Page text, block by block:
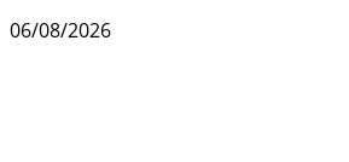
06/08/2026